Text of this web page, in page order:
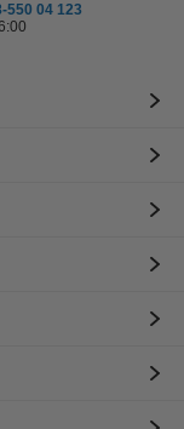
550 04 123